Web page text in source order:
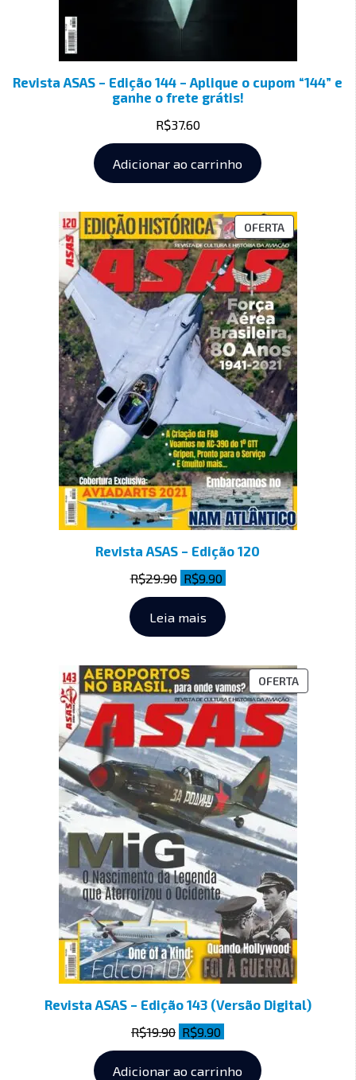
Revista ASAS – Edição 144 – Aplique o cupom “144” e
ganhe o frete grátis!
R$37.60
Adicionar ao carrinho
OFERTA
Revista ASAS – Edição 120
R$29.90 R$9.90
Leia mais
OFERTA
Revista ASAS – Edição 143 (Versão Digital)
R$19.90 R$9.90
Adicionar ao carrinho